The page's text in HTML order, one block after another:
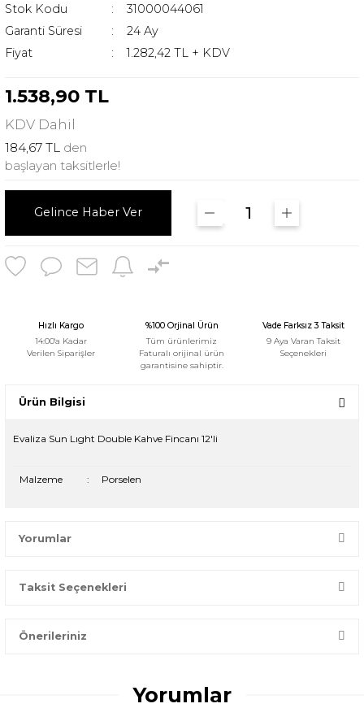
Stok Kodu
31000044061
Garanti Süresi
24 Ay
Fiyat
1.282,42 TL + KDV
1.538,90 TL
KDV Dahil
184,67 TL den
başlayan taksitlerle!
Gelince Haber Ver
Hızlı Kargo
14:00'a Kadar
Verilen Siparişler
%100 Orjinal Ürün
Tüm ürünlerimiz
Faturalı orijinal ürün
garantisine sahiptir.
Vade Farksız 3 Taksit
9 Aya Varan Taksit
Seçenekleri
Ürün Bilgisi
Evaliza Sun Lıght Double Kahve Fincanı 12'li
Malzeme : Porselen
Yorumlar
Taksit Seçenekleri
Önerileriniz
konularda yetersiz gördüğünüz noktaları öneri formunu
kullanarak tarafımıza iletebilirsiniz.
Yorumlar